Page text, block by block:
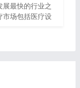
展最快的行业之
市场包括医疗设